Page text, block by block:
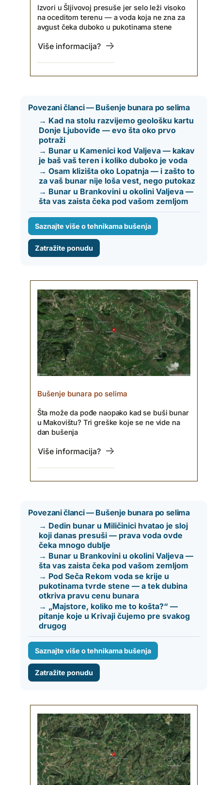
Izvori u Šljivovoj presuše jer selo leži visoko
na oceditom terenu — a voda koja ne zna za
avgust čeka duboko u pukotinama stene
Više informacija?
Povezani članci — Bušenje bunara po selima
→ Kad na stolu razvijemo geološku kartu
Donje Ljuboviđe — evo šta oko prvo
potraži
→ Bunar u Kamenici kod Valjeva — kakav
je baš vaš teren i koliko duboko je voda
→ Osam klizišta oko Lopatnja — i zašto to
za vaš bunar nije loša vest, nego putokaz
→ Bunar u Brankovini u okolini Valjeva —
šta vas zaista čeka pod vašom zemljom
Saznajte više o tehnikama bušenja
Zatražite ponudu
Bušenje bunara po selima
Šta može da pođe naopako kad se buši bunar
u Makovištu? Tri greške koje se ne vide na
dan bušenja
Više informacija?
Povezani članci — Bušenje bunara po selima
→ Dedin bunar u Miličinici hvatao je sloj
koji danas presuši — prava voda ovde
čeka mnogo dublje
→ Bunar u Brankovini u okolini Valjeva —
šta vas zaista čeka pod vašom zemljom
→ Pod Seča Rekom voda se krije u
pukotinama tvrde stene — a tek dubina
otkriva pravu cenu bunara
→ „Majstore, koliko me to košta?“ —
pitanje koje u Krivaji čujemo pre svakog
drugog
Saznajte više o tehnikama bušenja
Zatražite ponudu